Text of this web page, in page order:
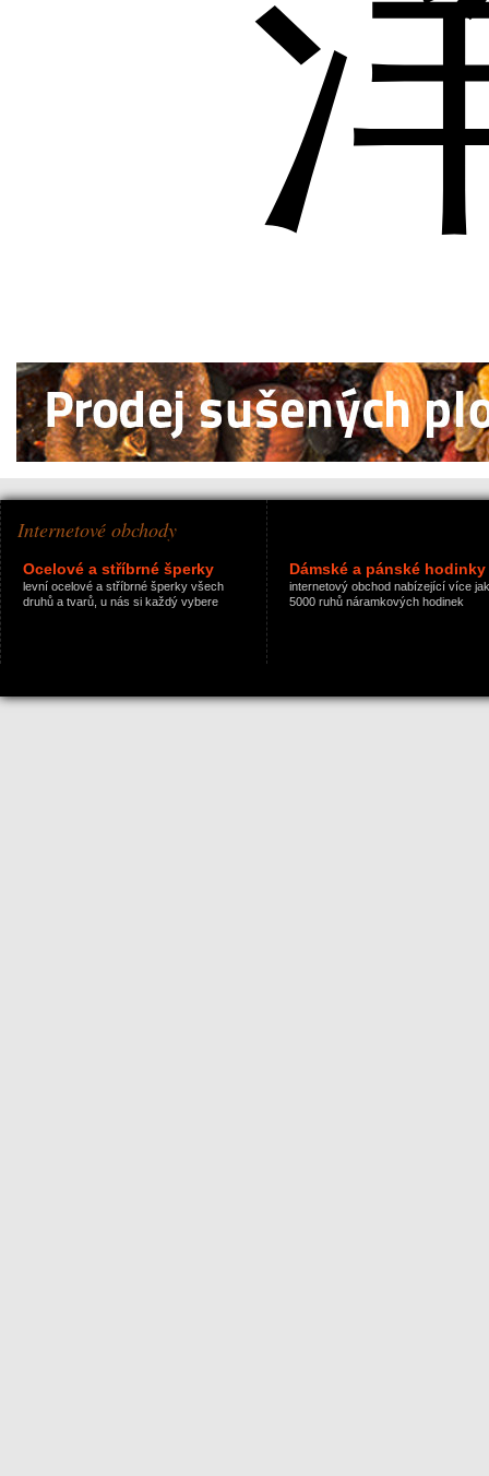
Internetové obchody
Ocelové a stříbrné šperky
levní ocelové a stříbrné šperky všech
druhů a tvarů, u nás si každý vybere
Dámské a pánské hodinky
internetový obchod nabízející více jak
5000 ruhů náramkových hodinek